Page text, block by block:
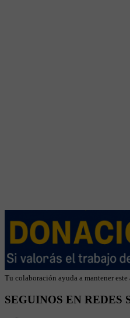
Tu colaboración ayuda a mantener
SEGUINOS EN REDES